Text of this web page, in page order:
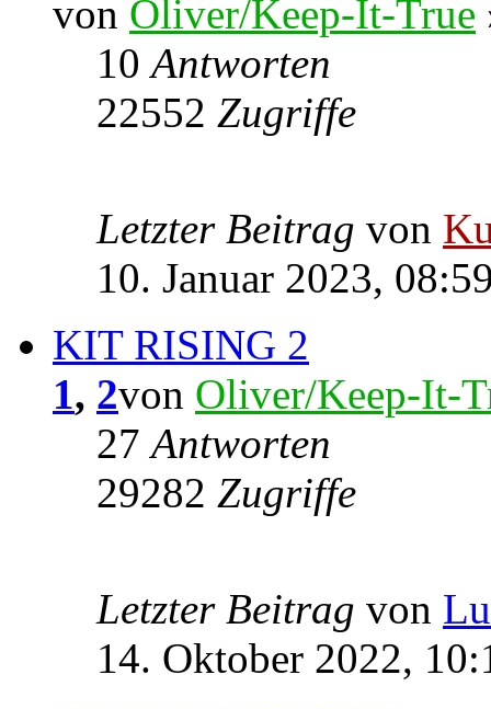
von Oliver/Keep-It-True
10Antworten
22552 Zugriffe
Letzter Beitrag von
10. Januar 2023,
KIT RISING 2
1, 2von Oliver/Keep-It-
27Antworten
29282 Zugriffe
Letzter Beitrag von
14. Oktober 2022,